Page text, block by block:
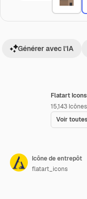
Flatart
15,143 Icônes
Voir
Générer avec l’IA
Icône de entrepôt
flatart_icons